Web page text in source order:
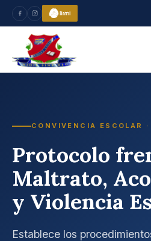
CONVIVENCIA ESCOLAR
Protocolo
Maltrato,
y Violencia
Establece los